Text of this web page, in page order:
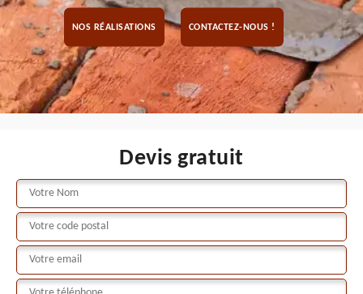
NOS RÉALISATIONS CONTACTEZ-NOUS !
Devis gratuit